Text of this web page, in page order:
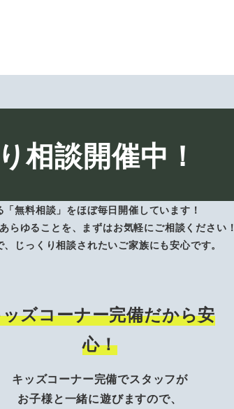
相談開催中！
無料相談」をほぼ毎日開催しています！
らゆることを、まずはお気軽にご相談ください！
じっくり相談されたいご家族にも安心です。
ズコーナー完備だから安
心！
キッズコーナー完備でスタッフが
お子様と一緒に遊びますので、